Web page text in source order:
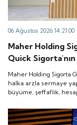
06 Ağustos 2026 14:21:00
Maher Holding
Quick Sigorta'nın
güçlendirmenin
şeffaflık, hesap
alanlarında yeni
Maher Holding Sigorta
halka arzla sermaye
büyüme, şeffaflık,